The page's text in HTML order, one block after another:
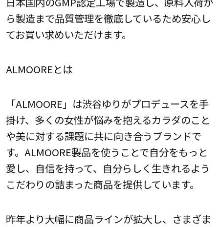
ら製造まで品質管理を徹底しているため安心し
てお買い求めいただけます。
ALMOOREとは
「ALMOORE」は渋谷ゆりがプロデュースを手
掛け、多くの女性が悩みを抱えるカラダのこと
や美に対する課題に共に向き合うブランドで
す。ALMOORE製品を使うことで自分をもっと
愛し、自信を持って、自分らしく生きれるよう
こだわりの詰まった商品を提供しています。
昨年より大幅に商品ラインが拡大し、さまざま